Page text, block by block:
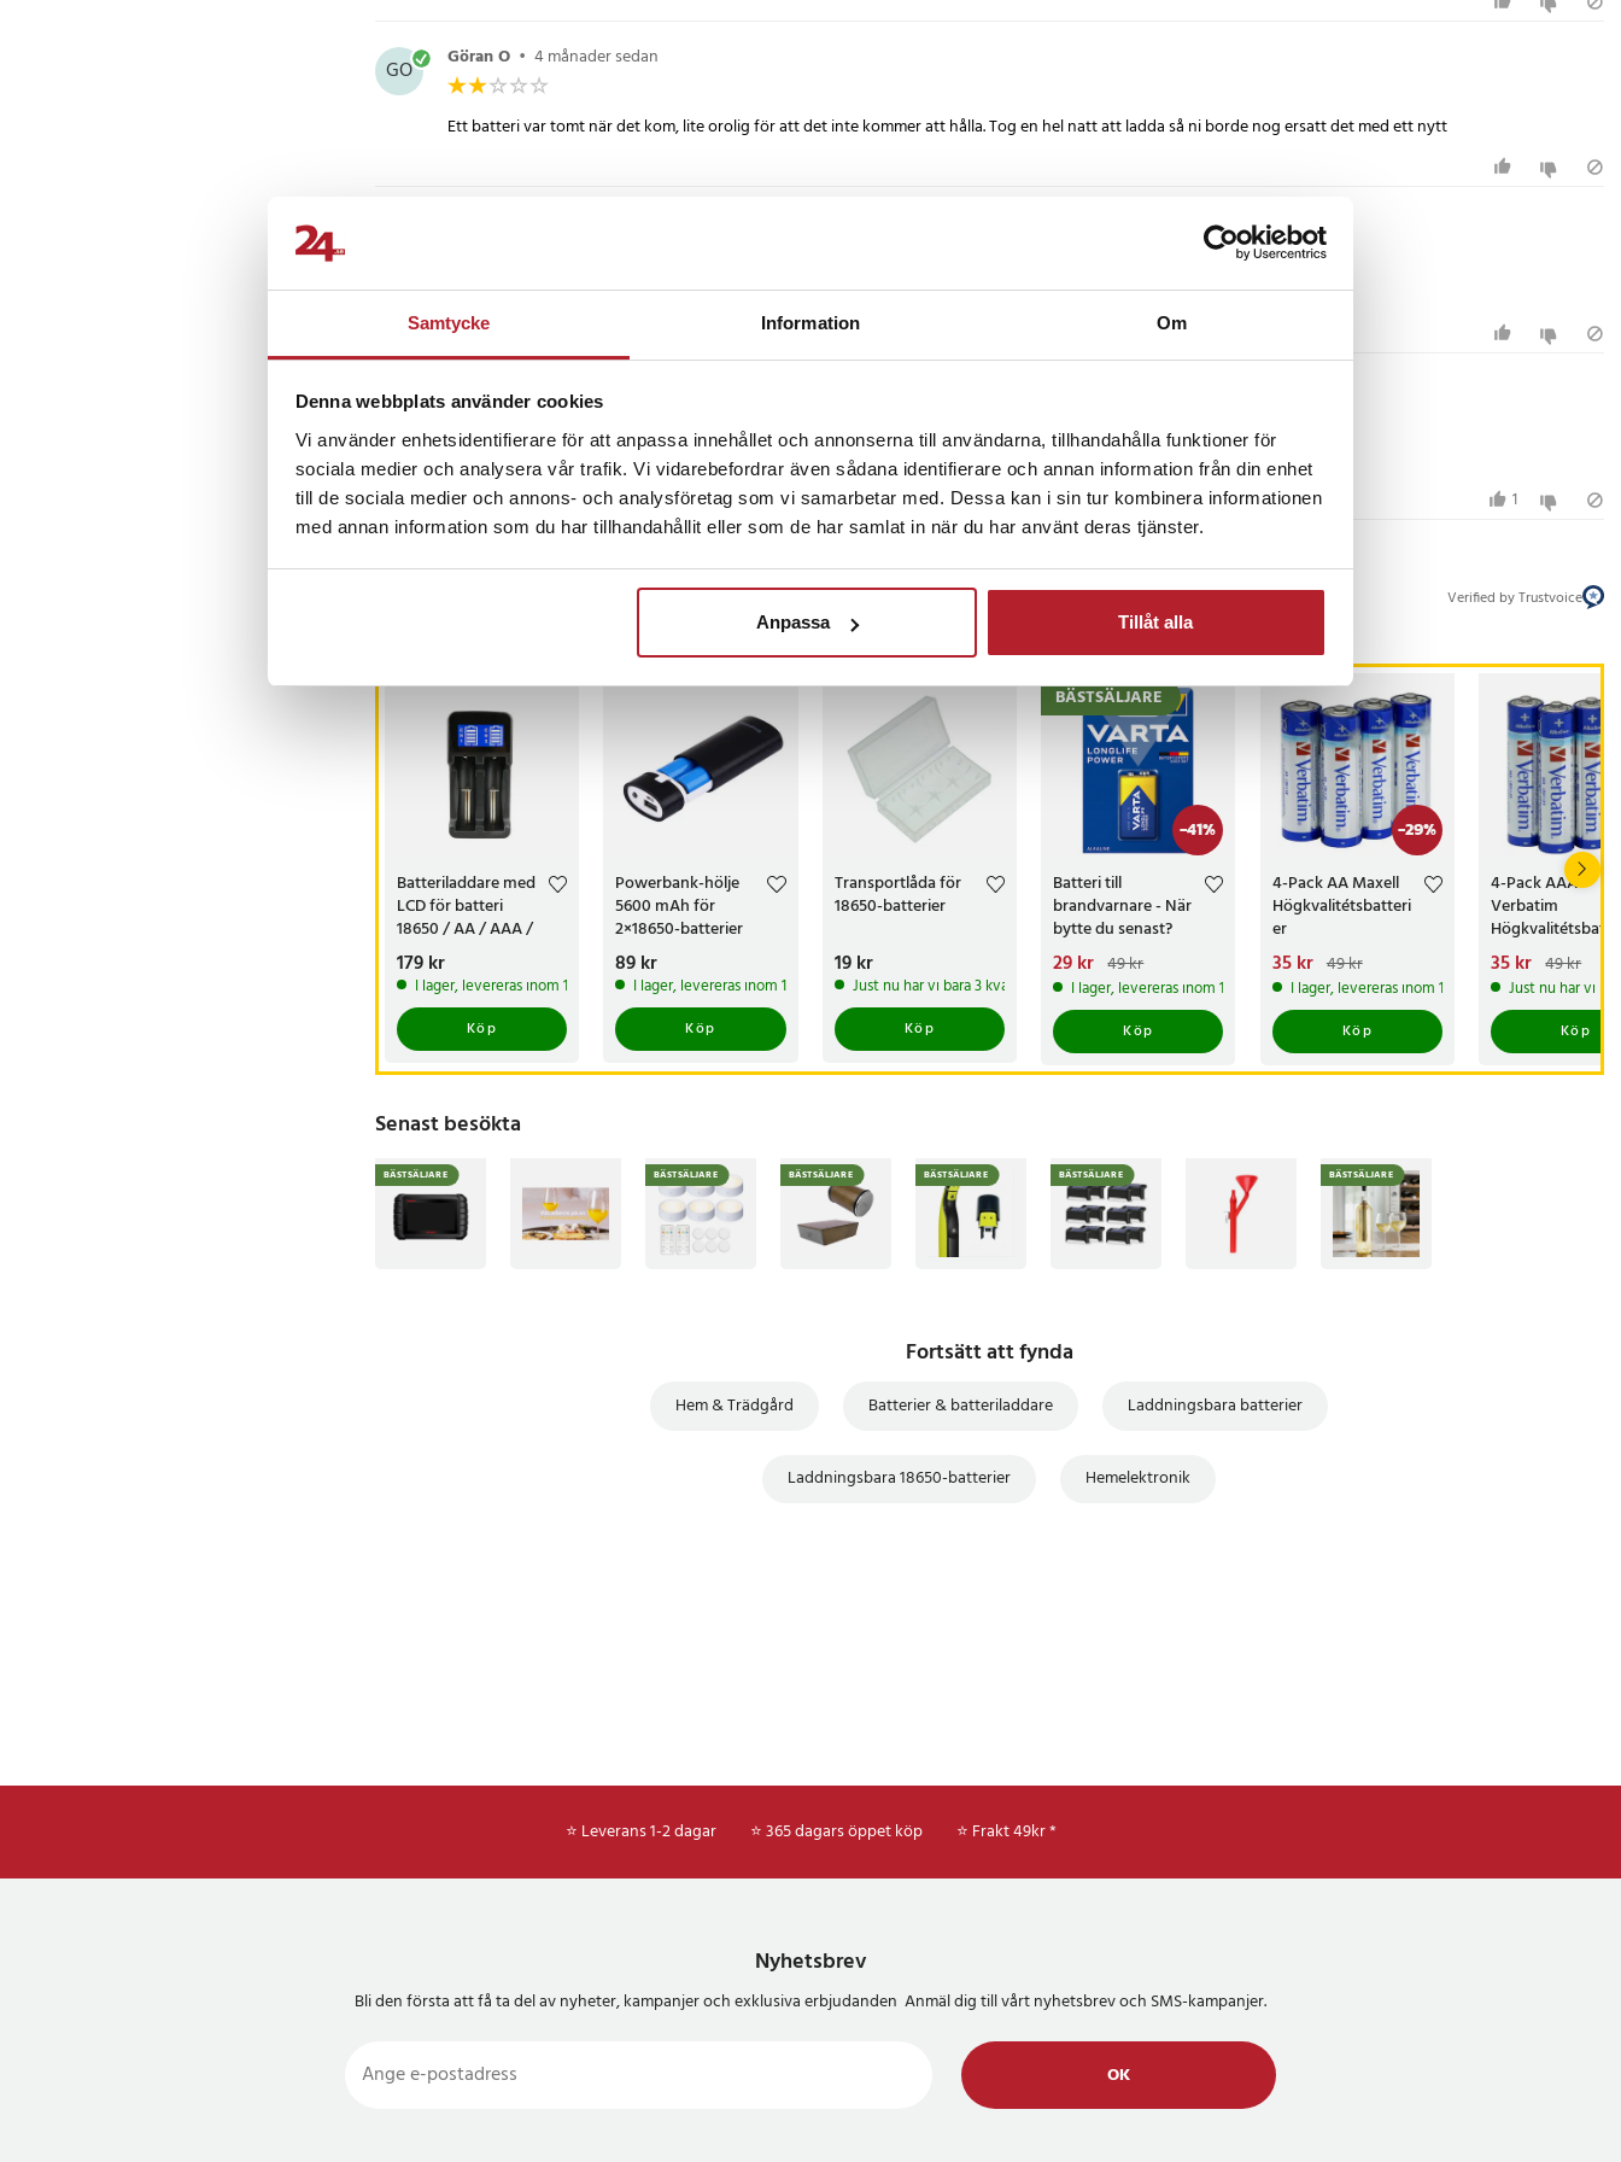
Samtycke Information Om
Denna webbplats använder cookies
Vi använder enhetsidentifierare för att anpassa innehållet och annonserna till användarna, tillhandahålla funktioner för
sociala medier och analysera vår trafik. Vi vidarebefordrar även sådana identifierare och annan information från din enhet
till de sociala medier och annons- och analysföretag som vi samarbetar med. Dessa kan i sin tur kombinera informationen
med annan information som du har tillhandahållit eller som de har samlat in när du har använt deras tjänster.
Anpassa Tillåt alla
GO Göran O • 4 månader sedan
Ett batteri var tomt när det kom, lite orolig för att det inte kommer att hålla. Tog en hel natt att ladda så ni borde nog ersatt det med ett nytt
Bra pris, gör sitt jobb
RS Roger S • 10 månader sedan
Som jag trodde bra
1
Verified by Trustvoice
Batteriladdare med
LCD för batteri
18650 / AA / AAA /
17670 mm
Pris :179 kr
179 kr
I lager, levereras inom 1-2 vardagar
Köp
Powerbank-hölje
5600 mAh för
2×18650-batterier
Pris:89 kr
89 kr
I lager, levereras inom 1-2 vardagar
Köp
Transportlåda för
18650-batterier
Pris:19 kr
19 kr
Just nu har vi bara 3 kvar av denna produkt
Köp
-41%
BÄSTSÄLJARE
Batteri till
brandvarnare - När
bytte du senast?
Nuvarande pris
29 krTidigare pris:49 kr
29 kr 49 kr
I lager, levereras inom 1-2 vardagar
Köp
-29%
4-Pack AA Maxell
Högkvalitétsbatteri
er
Nuvarande pris
35 krTidigare pris:49 kr
35 kr 49 kr
I lager, levereras inom 1-2 vardagar
Köp
4-Pack AAA
Verbatim
Nuvarande pris
35 krTidigare pris
35 kr 49 kr
Just nu har vi
Köp
Senast besökta
BÄSTSÄLJARE BÄSTSÄLJARE BÄSTSÄLJARE BÄSTSÄLJARE BÄSTSÄLJARE BÄSTSÄLJARE
Fortsätt att fynda
Hem & Trädgård Batterier & batteriladdare Laddningsbara batterier
Laddningsbara 18650-batterier Hemelektronik
⭐ Leverans 1-2 dagar ⭐ 365 dagars öppet köp ⭐ Frakt 49kr *
Nyhetsbrev
Bli den första att få ta del av nyheter, kampanjer och exklusiva erbjudanden Anmäl dig till vårt nyhetsbrev och SMS-kampanjer.
OK